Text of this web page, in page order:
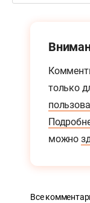
только
можно
Все